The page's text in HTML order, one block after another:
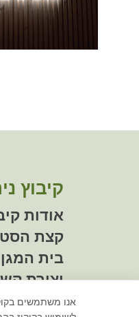
קיבוץ
אודות
קצת
בית המגן
יצירת
אנו משתמשים